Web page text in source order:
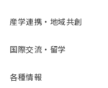
産学連携・地域共創
国際交流・留学
各種情報
Hiroshima Base」の
スに作品を展示（10